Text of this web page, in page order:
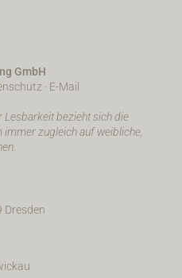
GmbH
· E-Mail
Lesbarkeit bezieht sich die
zugleich auf weibliche,
Dresden